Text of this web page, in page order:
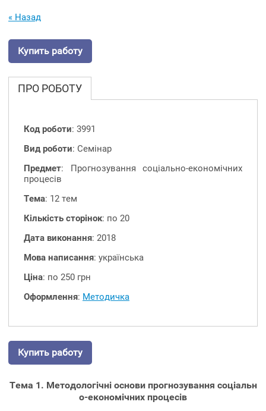
« Назад
Купить работу
ПРО РОБОТУ
Код роботи: 3991
Вид роботи: Семінар
Предмет: Прогнозування соціально-економічних
процесів
Тема: 12 тем
Кількість сторінок: по 20
Дата виконання: 2018
Мова написання: українська
Ціна: по 250 грн
Оформлення: Методичка
Купить работу
Тема 1. Методологічні основи прогнозування соціальн
о-економічних процесів